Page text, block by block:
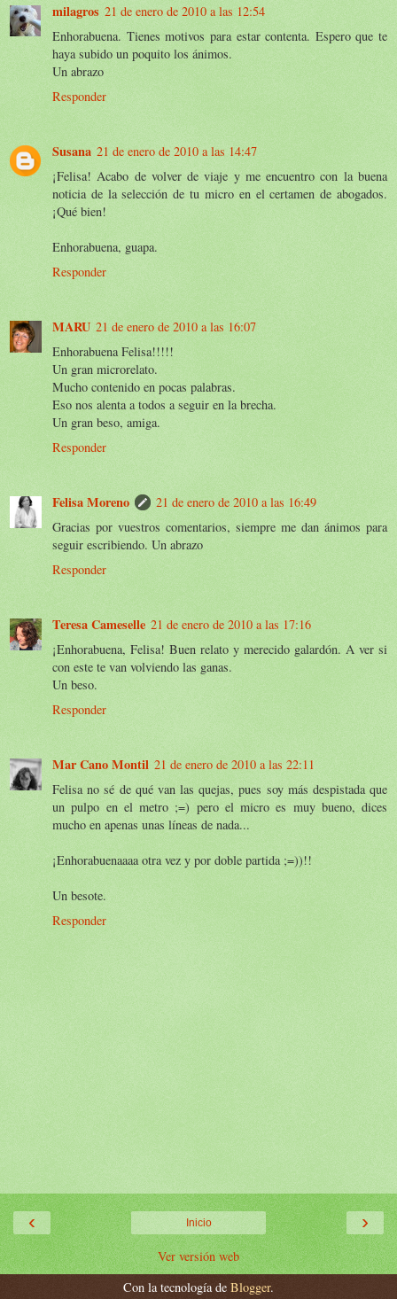
milagros 21 de enero de 2010 a las 12:54
Enhorabuena. Tienes motivos para estar contenta. Espero que te
haya subido un poquito los ánimos.
Un abrazo
Responder
Susana 21 de enero de 2010 a las 14:47
¡Felisa! Acabo de volver de viaje y me encuentro con la buena
noticia de la selección de tu micro en el certamen de abogados.
¡Qué bien!
Enhorabuena, guapa.
Responder
MARU 21 de enero de 2010 a las 16:07
Enhorabuena Felisa!!!!!
Un gran microrelato.
Mucho contenido en pocas palabras.
Eso nos alenta a todos a seguir en la brecha.
Un gran beso, amiga.
Responder
Felisa Moreno
21 de enero de 2010 a las 16:49
Gracias por vuestros comentarios, siempre me dan ánimos para
seguir escribiendo. Un abrazo
Responder
Teresa Cameselle 21 de enero de 2010 a las 17:16
¡Enhorabuena, Felisa! Buen relato y merecido galardón. A ver si
con este te van volviendo las ganas.
Un beso.
Responder
Mar Cano Montil 21 de enero de 2010 a las 22:11
Felisa no sé de qué van las quejas, pues soy más despistada que
un pulpo en el metro ;=) pero el micro es muy bueno, dices
mucho en apenas unas líneas de nada...
¡Enhorabuenaaaa otra vez y por doble partida ;=))!!
Un besote.
Responder
‹ ›
Inicio
Ver versión web
Con la tecnología de Blogger.